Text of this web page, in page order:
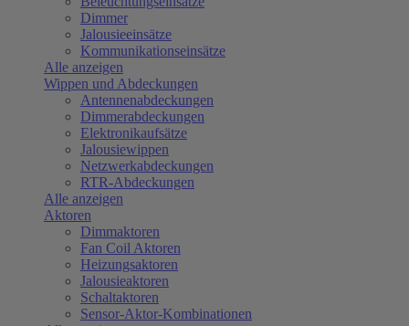
Dimmer
Jalousieeinsätze
Kommunikationseinsätze
Alle anzeigen
Wippen und Abdeckungen
Antennenabdeckungen
Dimmerabdeckungen
Elektronikaufsätze
Jalousiewippen
Netzwerkabdeckungen
RTR-Abdeckungen
Alle anzeigen
Aktoren
Dimmaktoren
Fan Coil Aktoren
Heizungsaktoren
Jalousieaktoren
Schaltaktoren
Sensor-Aktor-Kombinationen